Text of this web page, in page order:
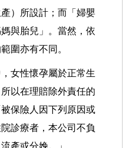
）所設計；而「婦嬰
與胎兒」。當然，依
圍亦有不同。
女性懷孕屬於正常生
以在理賠除外責任的
保險人因下列原因或
診療者，本公司不負
產或分娩。」